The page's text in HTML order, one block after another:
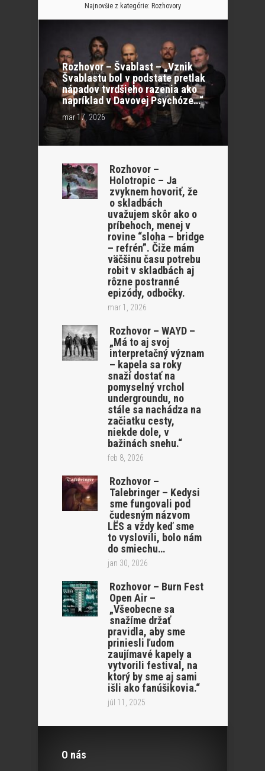
Najnovšie z kategórie: Rozhovory
Rozhovor – Švablast – „Vznik
Švablastu bol v podstate pretlak
nápadov tvrdšieho razenia ako
napríklad v Davovej Psychóze…“
mar 17, 2026
Rozhovor –
Holotropic – Ja
zvyknem hovoriť, že
o skladbách
uvažujem skôr ako o
príbehoch, menej v
rovine “sloha – bridge
– refrén”. Čiže mám
väčšinu času potrebu
robit v skladbách aj
rôzne postranné
epizódy, odbočky.
mar 1, 2026
Rozhovor – WAYD –
„Má to aj svoj
interpretačný význam
– kapela sa roky
snaží dostať na
pomyselný vrchol
undergroundu, no
stále sa nachádza na
začiatku cesty,
niekde dole, v
bažinách snehu.“
feb 8, 2026
Rozhovor –
Talebringer – Kedysi
sme fungovali pod
čudesným názvom
LËS a vždy keď sme
to vyslovili, bolo nám
do smiechu…
jan 30, 2026
Rozhovor – Burn Fest
Open Air –
„Všeobecne sa
snažíme držať
pravidla, aby sme
priniesli ľudom
zaujímavé kapely a
vytvorili festival, na
ktorý by sme aj sami
išli ako fanúšikovia.“
júl 11, 2025
O nás